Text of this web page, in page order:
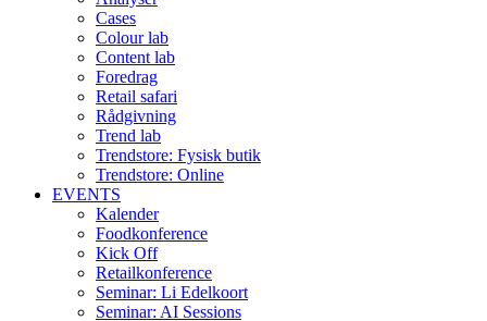
Cases
Colour lab
Content lab
Foredrag
Retail safari
Rådgivning
Trend lab
Trendstore: Fysisk butik
Trendstore: Online
EVENTS
Kalender
Foodkonference
Kick Off
Retailkonference
Seminar: Li Edelkoort
Seminar: AI Sessions